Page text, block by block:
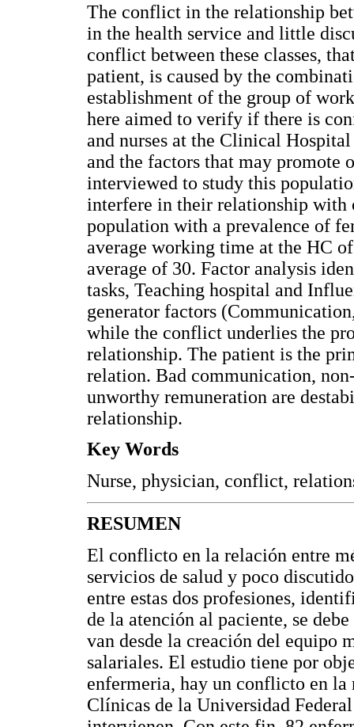
The conflict in the relationship
in the health service and little
conflict between these classes,
patient, is caused by the
establishment of the group of
here aimed to verify if there is
and nurses at the Clinical
and the factors that may promote
interviewed to study this
interfere in their relationship with
population with a prevalence of
average working time at the HC
average of 30. Factor analysis
tasks, Teaching hospital and
generator factors
while the conflict underlies the
relationship. The patient is the
relation. Bad communication,
unworthy remuneration are
relationship.
Key Words
Nurse, physician, conflict,
RESUMEN
El conflicto en la relación entre
servicios de salud y poco
entre estas dos profesiones,
de la atención al paciente, se
van desde la creación del equipo
salariales. El estudio tiene por
enfermeria, hay un conflicto en
Clínicas de la Universidad